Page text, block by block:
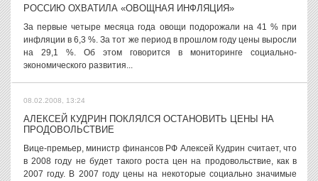
РОССИЮ ОХВАТИЛА «ОВОЩНАЯ ИНФЛЯЦИЯ»
За первые четыре месяца года овощи подорожали на 41 % при
инфляции в 6,3 %. За тот же период в прошлом году цены выросли
на 29,1 %. Об этом говорится в мониторинге социально-
экономического развития...
08.02.2008, 13:24
АЛЕКСЕЙ КУДРИН ПОКЛЯЛСЯ ОСТАНОВИТЬ ЦЕНЫ НА
ПРОДОВОЛЬСТВИЕ
Вице-премьер, министр финансов РФ Алексей Кудрин считает, что
в 2008 году не будет такого роста цен на продовольствие, как в
2007 году. В 2007 году цены на некоторые социально значимые